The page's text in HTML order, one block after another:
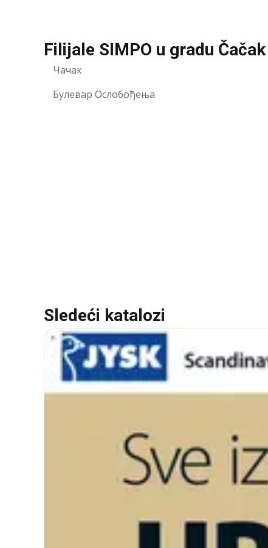
Filijale SIMPO u gradu Čačak
Чачак
Булевар Ослобођења
Sledeći katalozi